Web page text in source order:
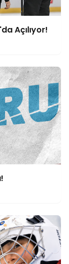
Açılıyor!